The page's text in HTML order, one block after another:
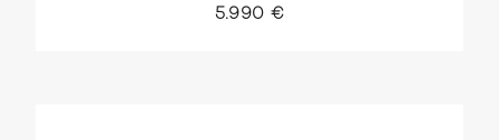
5.990 €